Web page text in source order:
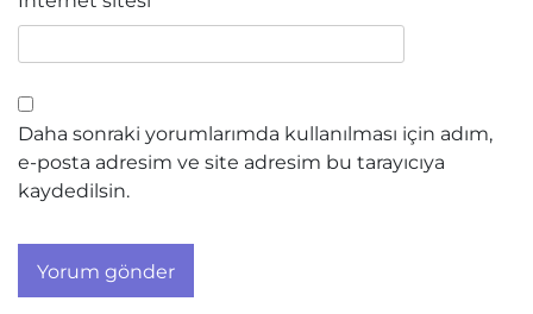
Daha sonraki yorumlarımda kullanılması için adım,
e-posta adresim ve site adresim bu tarayıcıya
kaydedilsin.